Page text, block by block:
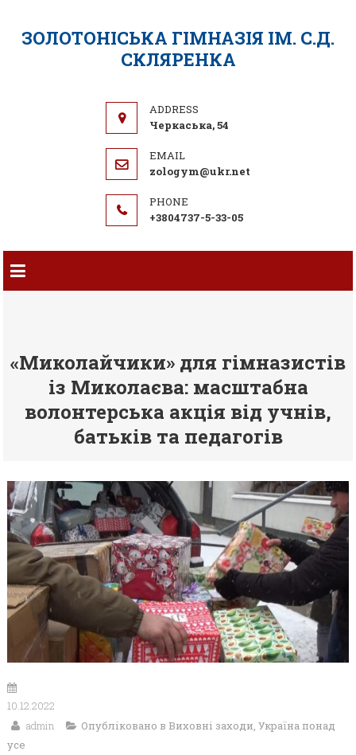
ЗОЛОТОНІСЬКА ГІМНАЗІЯ ІМ. С.Д.
СКЛЯРЕНКА
Черкаська, 54
zologym@ukr.net
+3804737-5-33-05
«Миколайчики» для гімназистів
із Миколаєва: масштабна
волонтерська акція від учнів,
батьків та педагогів
10.12.2022
admin
Опубліковано в Виховні заходи, Україна понад
усе